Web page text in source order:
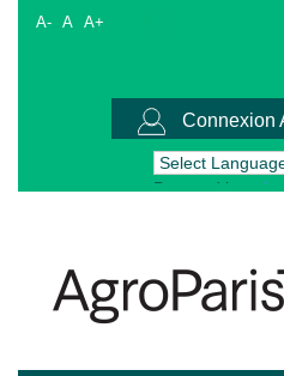
A- A A+
Connexion
Powered by